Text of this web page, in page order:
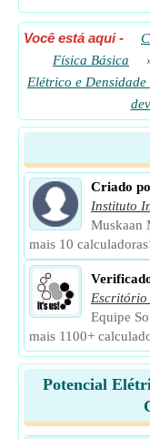
Você está aqui-
Física Básica
Elétrico e Densidade
Criado
Instituto
Muskaan
mais 10
Escritório
Equipe
mais 1100+
Potencial